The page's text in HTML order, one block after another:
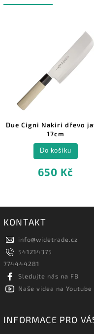
Due Cigni Nakiri dřevo
17cm
650 Kč
Do košíku
KONTAKT
info@widetrade.cz
541214375
774444281
Sledujte nás na FB
Naše videa na Youtube
INFORMACE PRO